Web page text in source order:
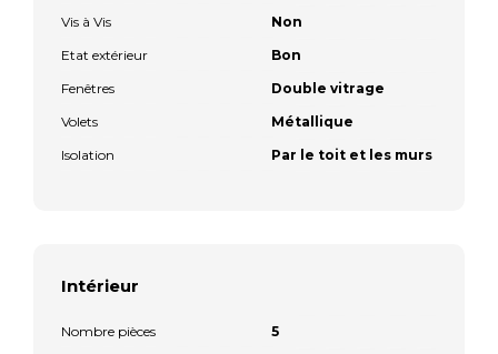
Vis à Vis
Non
Etat extérieur
Bon
Fenêtres
Double vitrage
Volets
Métallique
Isolation
Par le toit et les murs
Intérieur
Nombre pièces
5